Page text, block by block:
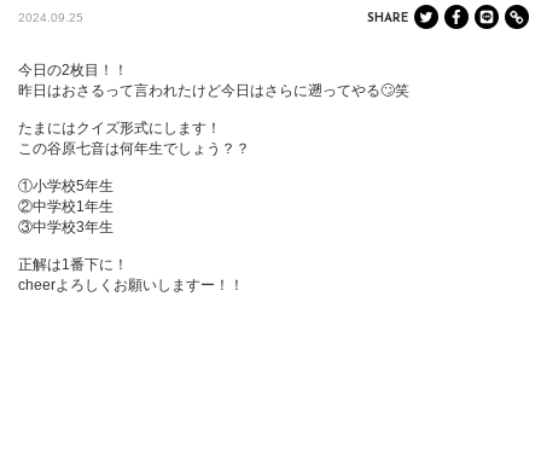
2024.09.25 SHARE
今日の2枚目！！
昨日はおさるって言われたけど今日はさらに遡ってやる🙄笑
たまにはクイズ形式にします！
この谷原七音は何年生でしょう？？
①小学校5年生
②中学校1年生
③中学校3年生
正解は1番下に！
cheerよろしくお願いしますー！！